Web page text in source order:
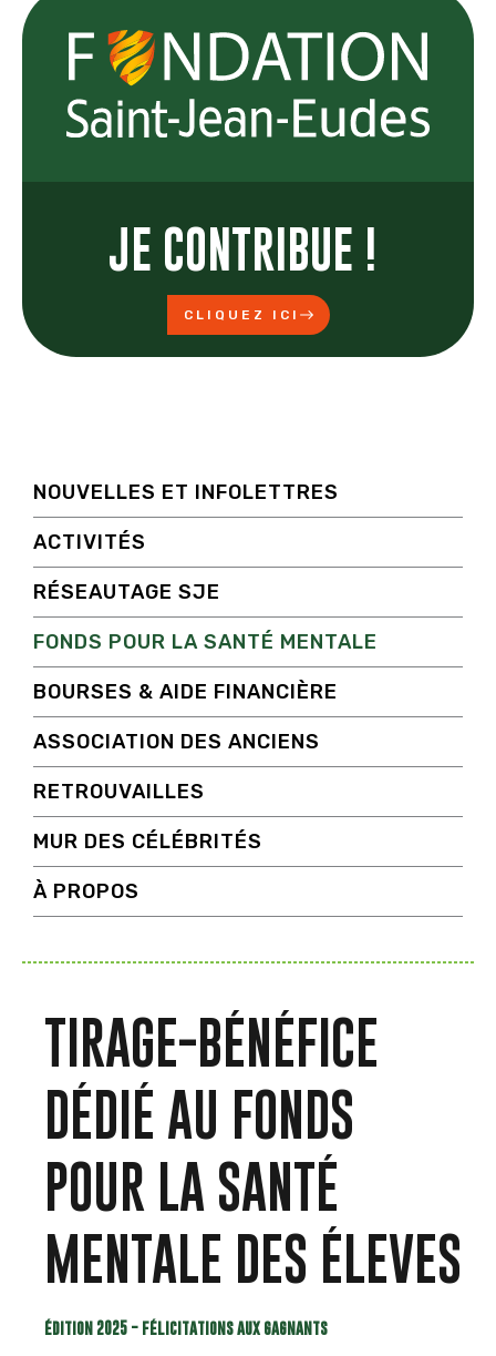
JE CONTRIBUE !
CLIQUEZ ICI
NOUVELLES ET INFOLETTRES
ACTIVITÉS
RÉSEAUTAGE SJE
FONDS POUR LA SANTÉ MENTALE
BOURSES & AIDE FINANCIÈRE
ASSOCIATION DES ANCIENS
RETROUVAILLES
MUR DES CÉLÉBRITÉS
À PROPOS
TIRAGE-BÉNÉFICE
DÉDIÉ AU FONDS
POUR LA SANTÉ
MENTALE DES ÉLEVES
édition 2025 - félicitations aux gagnants